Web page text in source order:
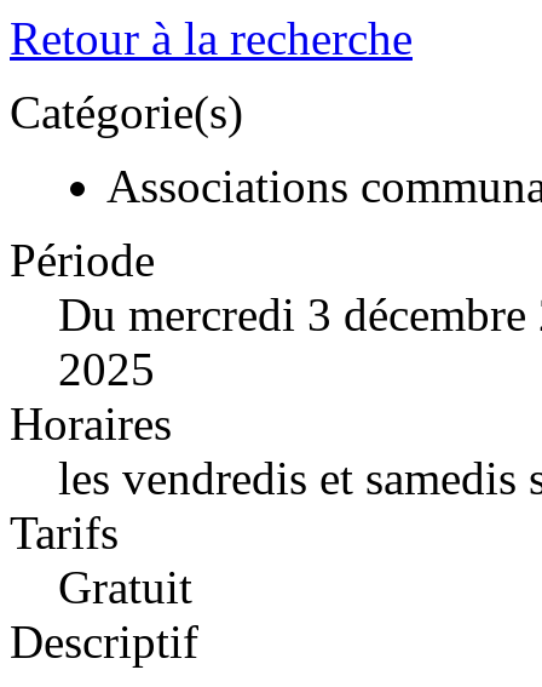
Retour à la recherche
Catégorie(s)
Associations
Période
Du mercredi 3
2025
Horaires
les vendredis et samedis
Tarifs
Gratuit
Descriptif